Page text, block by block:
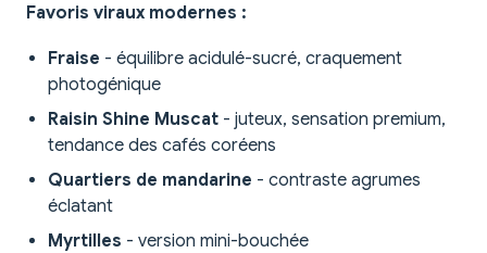
Favoris viraux modernes :
Fraise - équilibre acidulé-sucré, craquement
photogénique
Raisin Shine Muscat - juteux, sensation premium,
tendance des cafés coréens
Quartiers de mandarine - contraste agrumes
éclatant
Myrtilles - version mini-bouchée